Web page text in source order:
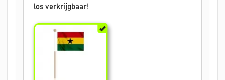
los verkrijgbaar!